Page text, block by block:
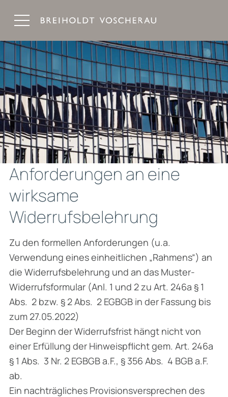
Anforderungen an eine
wirksame
Widerrufsbelehrung
Zu den formellen Anforderungen (u.a.
Verwendung eines einheitlichen „Rahmens“) an
die Widerrufsbelehrung und an das Muster-
Widerrufsformular (Anl. 1 und 2 zu Art. 246a § 1
Abs. 2 bzw. § 2 Abs. 2 EGBGB in der Fassung bis
zum 27.05.2022)
Der Beginn der Widerrufsfrist hängt nicht von
einer Erfüllung der Hinweispflicht gem. Art. 246a
§ 1 Abs. 3 Nr. 2 EGBGB a.F., § 356 Abs. 4 BGB a.F.
ab.
Ein nachträgliches Provisionsversprechen des